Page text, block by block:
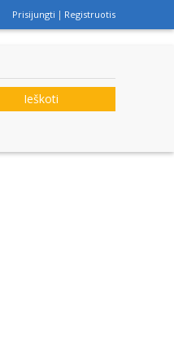
Prisijungti Registruotis
Ieškoti